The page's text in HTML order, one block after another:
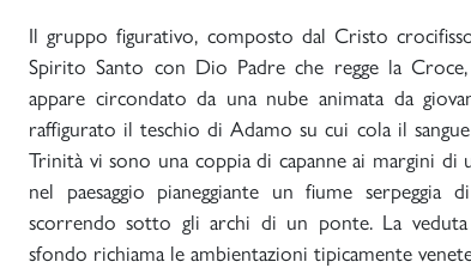
Il gruppo figurativo, composto dal Cristo
Spirito Santo con Dio Padre che regge la
appare circondato da una nube animata da
raffigurato il teschio di Adamo su cui cola il
Trinità vi sono una coppia di capanne ai margini di
nel paesaggio pianeggiante un fiume
scorrendo sotto gli archi di un ponte. La
sfondo richiama le ambientazioni tipicamente